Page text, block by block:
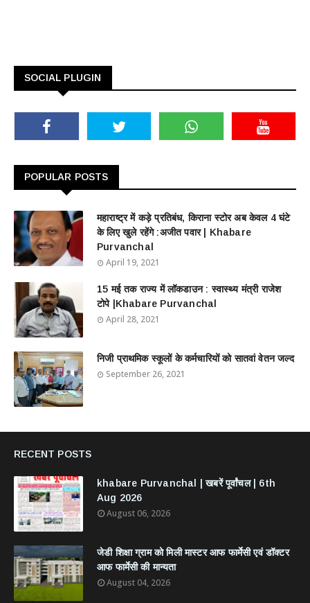
SOCIAL PLUGIN
POPULAR POSTS
महाराष्ट्र में कड़े प्रतिबंध, किराना स्टोर अब केवल 4 घंटे
के लिए खुले रहेंगे :अजीत पवार | Khabare
Purvanchal
April 19, 2021
15 मई तक राज्य में लॉकडाउन : स्वास्थ्य मंत्री राजेश
टोपे |Khabare Purvanchal
April 28, 2021
निजी प्राथमिक स्कूलों के कर्मचारियों को सातवां वेतन जल्द
September 26, 2021
RECENT POSTS
khabare Purvanchal | खबरें पूर्वांचल | 6th
Aug 2026
August 06, 2026
जेडी शिक्षा ग्राम को मिली मास्टर आफ फार्मेसी एवं डॉक्टर
आफ फार्मेसी की मान्यता
August 04, 2026